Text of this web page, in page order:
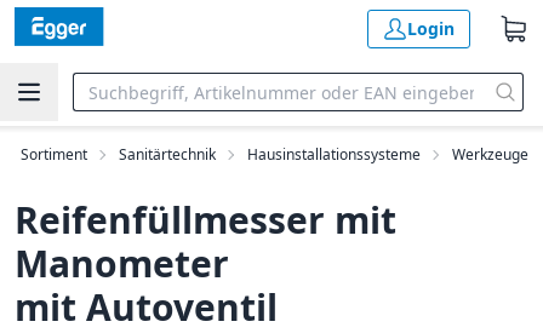
Login
Sortiment Sanitärtechnik Hausinstallationssysteme Werkzeuge
Reifenfüllmesser mit
Manometer
mit Autoventil